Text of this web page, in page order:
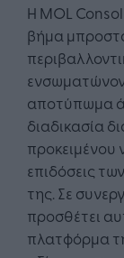
Η MOL
βήμα
αποτύπωμα
διαδικασία
προκειμένου
επιδόσεις
της. Σε
προσθέτει
πλατφόρμα